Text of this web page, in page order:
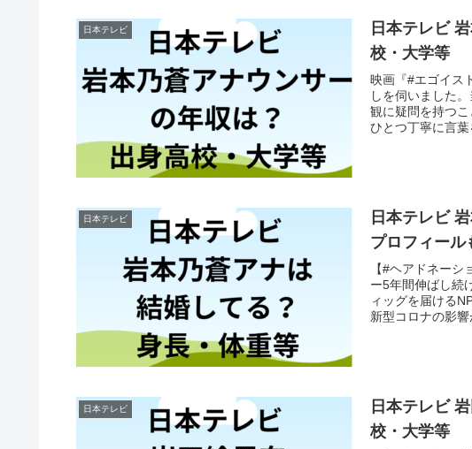
日本テレビ
日本テレビ
校・大学等
映画『#エゴイス
しを伺いました
観に疑問を持つこ
ひとつ丁寧に言葉
日本テレビ
日本テレビ
プロフィール
【#ヘアドネー
ー5年間伸ばし続
ィッグを届ける
新型コロナの影
日本テレビ
日本テレビ
校・大学等